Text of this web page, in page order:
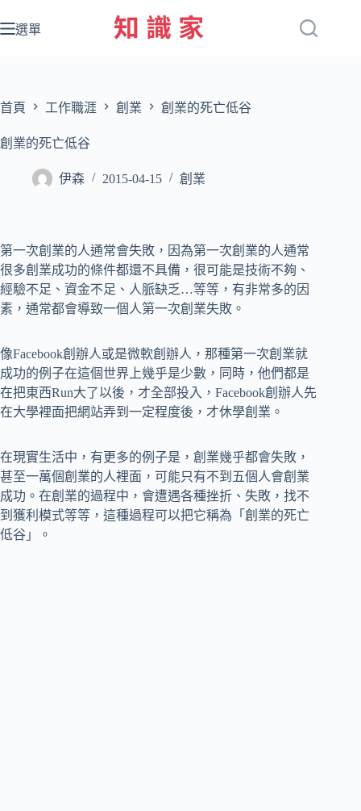
至
容
選單
首頁 工作職涯 創業 創業的死亡低谷
創業的死亡低谷
伊森 2015-04-15 創業
第一次創業的人通常會失敗，因為第一次創業的人通常
很多創業成功的條件都還不具備，很可能是技術不夠、
經驗不足、資金不足、人脈缺乏…等等，有非常多的因
素，通常都會導致一個人第一次創業失敗。
像Facebook創辦人或是微軟創辦人，那種第一次創業就
成功的例子在這個世界上幾乎是少數，同時，他們都是
在把東西Run大了以後，才全部投入，Facebook創辦人先
在大學裡面把網站弄到一定程度後，才休學創業。
在現實生活中，有更多的例子是，創業幾乎都會失敗，
甚至一萬個創業的人裡面，可能只有不到五個人會創業
成功。在創業的過程中，會遭遇各種挫折、失敗，找不
到獲利模式等等，這種過程可以把它稱為「創業的死亡
低谷」。